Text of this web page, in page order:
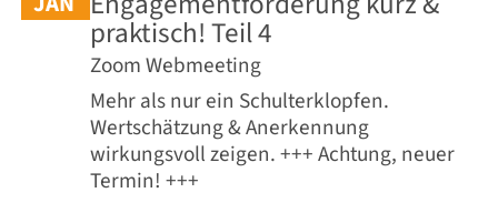
praktisch! Teil 4
Zoom Webmeeting
Mehr als nur ein Schulterklopfen.
Wertschätzung & Anerkennung
wirkungsvoll zeigen. +++ Achtung, neuer
Termin! +++